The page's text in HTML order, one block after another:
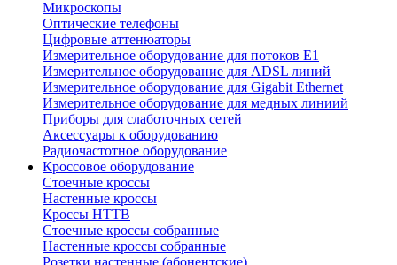
Микроскопы
Оптические телефоны
Цифровые аттенюаторы
Измерительное оборудование для потоков Е1
Измерительное оборудование для ADSL линий
Измерительное оборудование для Gigabit Ethernet
Измерительное оборудование для медных линиий
Приборы для слаботочных сетей
Аксессуары к оборудованию
Радиочастотное оборудование
Кроссовое оборудование
Стоечные кроссы
Настенные кроссы
Кроссы HTTB
Стоечные кроссы собранные
Настенные кроссы собранные
Розетки настенные (абонентские)